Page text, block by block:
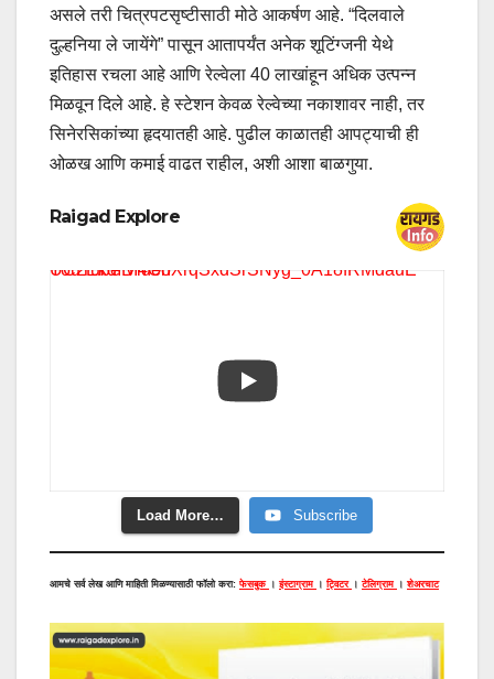
असले तरी चित्रपटसृष्टीसाठी मोठे आकर्षण आहे. “दिलवाले
दुल्हनिया ले जायेंगे” पासून आतापर्यंत अनेक शूटिंग्जनी येथे
इतिहास रचला आहे आणि रेल्वेला 40 लाखांहून अधिक उत्पन्न
मिळवून दिले आहे. हे स्टेशन केवळ रेल्वेच्या नकाशावर नाही, तर
सिनेरसिकांच्या हृदयातही आहे. पुढील काळातही आपट्याची ही
ओळख आणि कमाई वाढत राहील, अशी आशा बाळगुया.
Raigad Explore
YouTube Video UC2EkdIBI4OhXrqSxdSrSNyg_0A18fRMdauE
Load More… Subscribe
आमचे सर्व लेख आणि माहिती मिळण्यासाठी फॉलो करा: फेसबुक । इंस्टाग्राम । ट्विटर । टेलिग्राम । शेअरचाट